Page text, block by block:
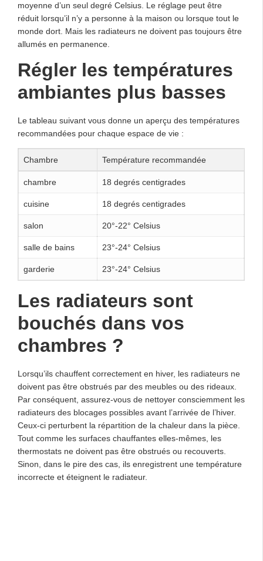
moyenne d’un seul degré Celsius. Le réglage peut être
réduit lorsqu’il n’y a personne à la maison ou lorsque tout le
monde dort. Mais les radiateurs ne doivent pas toujours être
allumés en permanence.
Régler les températures
ambiantes plus basses
Le tableau suivant vous donne un aperçu des températures
recommandées pour chaque espace de vie :
Chambre Température recommandée
chambre 18 degrés centigrades
cuisine 18 degrés centigrades
salon 20°-22° Celsius
salle de bains 23°-24° Celsius
garderie 23°-24° Celsius
Les radiateurs sont
bouchés dans vos
chambres ?
Lorsqu’ils chauffent correctement en hiver, les radiateurs ne
doivent pas être obstrués par des meubles ou des rideaux.
Par conséquent, assurez-vous de nettoyer consciemment les
radiateurs des blocages possibles avant l’arrivée de l’hiver.
Ceux-ci perturbent la répartition de la chaleur dans la pièce.
Tout comme les surfaces chauffantes elles-mêmes, les
thermostats ne doivent pas être obstrués ou recouverts.
Sinon, dans le pire des cas, ils enregistrent une température
incorrecte et éteignent le radiateur.